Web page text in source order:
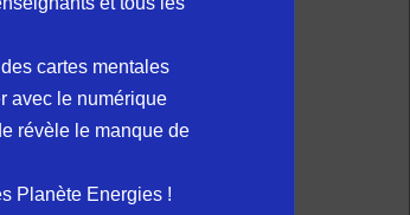
cartes mentales
avec le numérique
révèle le manque de
Planète Energies !